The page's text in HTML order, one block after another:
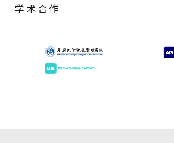
学术合作